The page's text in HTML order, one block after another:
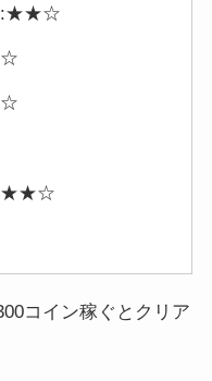
:★★☆
コイン稼ぐとクリア